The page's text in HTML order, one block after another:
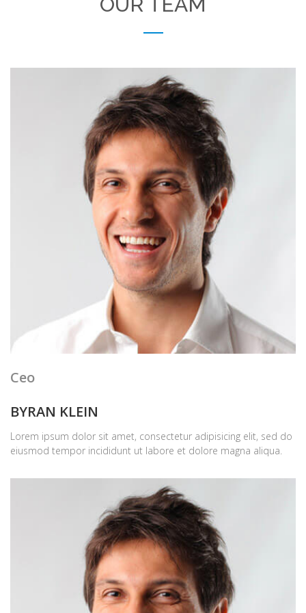
Ceo
BYRAN KLEIN
Lorem ipsum dolor sit amet, consectetur adipisicing elit, sed do
eiusmod tempor incididunt ut labore et dolore magna aliqua.